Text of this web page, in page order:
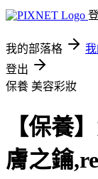
我的部落格
登出
保養 美容彩妝
【保養
膚之鑰